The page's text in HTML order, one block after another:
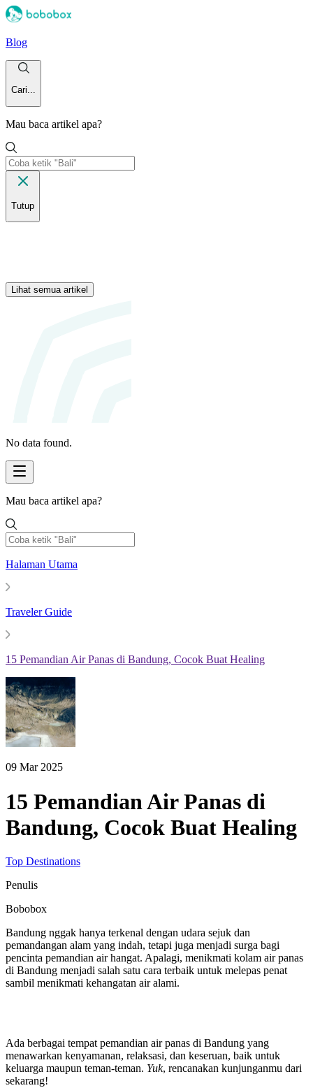
Blog
Cari...
Mau baca artikel apa?
Tutup
Lihat semua artikel
No data found.
Mau baca artikel apa?
Halaman Utama
Traveler Guide
15 Pemandian Air Panas di Bandung, Cocok Buat Healing
09 Mar 2025
15 Pemandian Air Panas di
Bandung, Cocok Buat Healing
Top Destinations
Penulis
Bobobox
Bandung nggak hanya terkenal dengan udara sejuk dan
pemandangan alam yang indah, tetapi juga menjadi surga bagi
pencinta pemandian air hangat. Apalagi, menikmati kolam air panas
di Bandung menjadi salah satu cara terbaik untuk melepas penat
sambil menikmati kehangatan air alami.
Ada berbagai tempat pemandian air panas di Bandung yang
menawarkan kenyamanan, relaksasi, dan keseruan, baik untuk
keluarga maupun teman-teman. Yuk, rencanakan kunjunganmu dari
sekarang!